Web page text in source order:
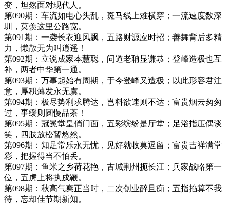
变，坦然面对现代人。
第090期：车流如电心头乱，斑马线上难横穿；一流速度数深
圳，莫羡这里公路宽。
第091期：一袭长衣迎风飘，五路财源应时招；善舞背后多精
力，懒散无为叫逍遥！
第092期：立说成家本慧聪，问道老聃显谦恭；登峰造极也互
补，两者中华第一通。
第093期：万事起始有周期，于今登峰又造极；以此形容君注
意，厚积薄发永无虞。
第094期：极尽势利求腾达，岂料欲速则不达；富贵烟云匆匆
过，事缓则圆慢品茶！
第095期：冠冕堂皇俏门面，五彩缤纷是厅堂；足浴指压偶谈
笑，四肢放松暂悠然。
第096期：知足常乐永无忧，见好就收莫逗留；富贵吉祥满堂
彩，把握得当不怕丢。
第097期：鱼米之乡荷花艳，古城荆州扼长江；兵家战略第一
位，五虎上将执戍鞭。
第098期：秋高气爽正当时，二次创业醉且痴；五指掐算不我
待，忘却佳节期新知。